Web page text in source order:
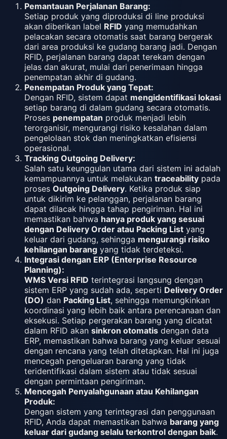
Pemantauan Perjalanan Barang:
Setiap produk yang diproduksi di line produksi
akan diberikan label RFID yang memudahkan
pelacakan secara otomatis saat barang bergerak
dari area produksi ke gudang barang jadi. Dengan
RFID, perjalanan barang dapat terekam dengan
jelas dan akurat, mulai dari penerimaan hingga
penempatan akhir di gudang.
Penempatan Produk yang Tepat:
Dengan RFID, sistem dapat mengidentifikasi lokasi
setiap barang di dalam gudang secara otomatis.
Proses penempatan produk menjadi lebih
terorganisir, mengurangi risiko kesalahan dalam
pengelolaan stok dan meningkatkan efisiensi
operasional.
Tracking Outgoing Delivery:
Salah satu keunggulan utama dari sistem ini adalah
kemampuannya untuk melakukan traceability pada
proses Outgoing Delivery. Ketika produk siap
untuk dikirim ke pelanggan, perjalanan barang
dapat dilacak hingga tahap pengiriman. Hal ini
memastikan bahwa hanya produk yang sesuai
dengan Delivery Order atau Packing List yang
keluar dari gudang, sehingga mengurangi risiko
kehilangan barang yang tidak terdeteksi.
Integrasi dengan ERP (Enterprise Resource
Planning):
WMS Versi RFID terintegrasi langsung dengan
sistem ERP yang sudah ada, seperti Delivery Order
(DO) dan Packing List, sehingga memungkinkan
koordinasi yang lebih baik antara perencanaan dan
eksekusi. Setiap pergerakan barang yang dicatat
dalam RFID akan sinkron otomatis dengan data
ERP, memastikan bahwa barang yang keluar sesuai
dengan rencana yang telah ditetapkan. Hal ini juga
mencegah pengeluaran barang yang tidak
teridentifikasi dalam sistem atau tidak sesuai
dengan permintaan pengiriman.
Mencegah Penyalahgunaan atau Kehilangan
Produk:
Dengan sistem yang terintegrasi dan penggunaan
RFID, Anda dapat memastikan bahwa barang yang
keluar dari gudang selalu terkontrol dengan baik.